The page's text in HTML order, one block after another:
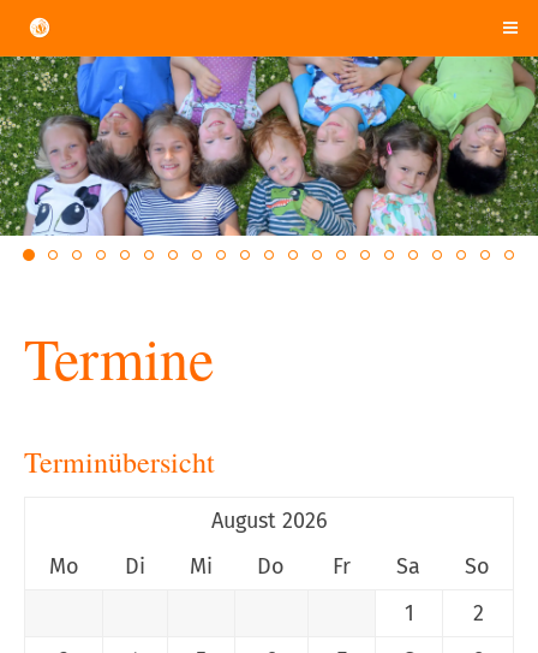
Termine
Terminübersicht
August 2026
Mo
Di Mi Do Fr Sa
So
1
2